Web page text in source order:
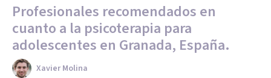
Profesionales recomendados en
cuanto a la psicoterapia para
adolescentes en Granada, España.
Xavier Molina